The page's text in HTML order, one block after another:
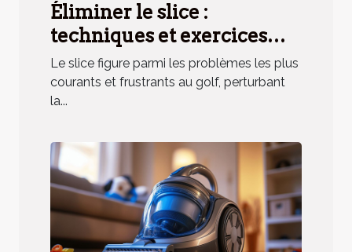
Éliminer le slice :
techniques et exercices
pratiques
Le slice figure parmi les problèmes les plus
courants et frustrants au golf, perturbant
la...